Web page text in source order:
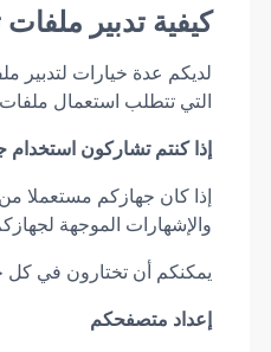
كيفية تدبير
لديكم عدة خيارات لتدبير
التي تتطلب استعمال ملفات
إذا كنتم تشاركون
إذا كان جهازكم مستعملا
والإشهارات الموجهة
يمكنكم أن تختارون في كل
إعداد متصفحكم